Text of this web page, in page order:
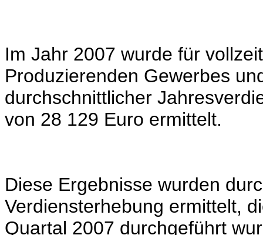
Im Jahr 2007 wurde für
Produzierenden Gewerbes
durchschnittlicher
von 28 129 Euro ermittelt.
Diese Ergebnisse wurden
Verdiensterhebung ermittelt,
Quartal 2007 durchgeführt